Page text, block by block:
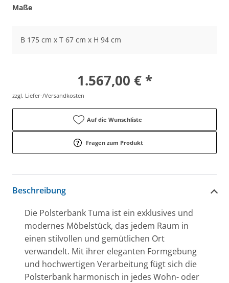
Maße
B 175 cm x T 67 cm x H 94 cm
1.567,00 € *
zzgl. Liefer-/Versandkosten
Auf die Wunschliste
Fragen zum Produkt
Beschreibung
Die Polsterbank Tuma ist ein exklusives und
modernes Möbelstück, das jedem Raum in
einen stilvollen und gemütlichen Ort
verwandelt. Mit ihrer eleganten Formgebung
und hochwertigen Verarbeitung fügt sich die
Polsterbank harmonisch in jedes Wohn- oder